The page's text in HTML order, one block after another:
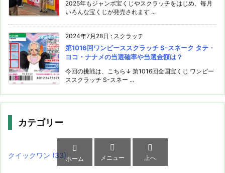
2025年もジャンボ宝くじやスクラッチをはじめ、毎月
いろんな宝くじが発売されます ...
2024年7月28日 : スクラッチ
第1016回ワンピーススクラッチ S-スネーク タテ・
ヨコ・ナナメの当選確率や当選金額は？
今回の挑戦は、こちら↓ 第1016回全国宝くじ ワンピー
ススクラッチ S-スネー ...
カテゴリー
クイックワン (33)

ホーム

メニュー

上へ